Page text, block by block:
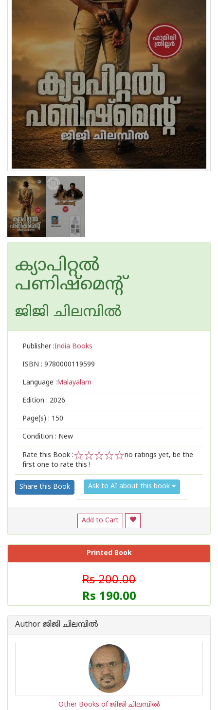
ക്യാപിറ്റൽ
പണിഷ്മെന്റ്
ജിജി ചിലമ്പില്‍
Publisher :India Books
ISBN : 9780000119599
Language :Malayalam
Edition : 2026
Page(s) : 150
Condition : New
Rate this Book :
2
1
no ratings yet, be the
first one to rate this !
Share this Book Ask to AI about this book
Add to Cart
Printed Book
Rs 200.00
Rs 190.00
Author ജിജി ചിലമ്പില്‍
Other Books of ജിജി ചിലമ്പില്‍